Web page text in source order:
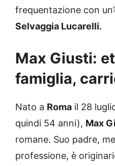
frequentazione con
Selvaggia Lucarelli.
Max Giusti:
famiglia,
Nato a Roma il 28
quindi 54 anni), Max
romane. Suo padre,
professione, è